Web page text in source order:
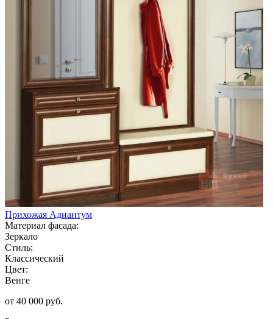
Прихожая Адиантум
Материал фасада:
Зеркало
Стиль:
Классический
Цвет:
Венге
от 40 000 руб.